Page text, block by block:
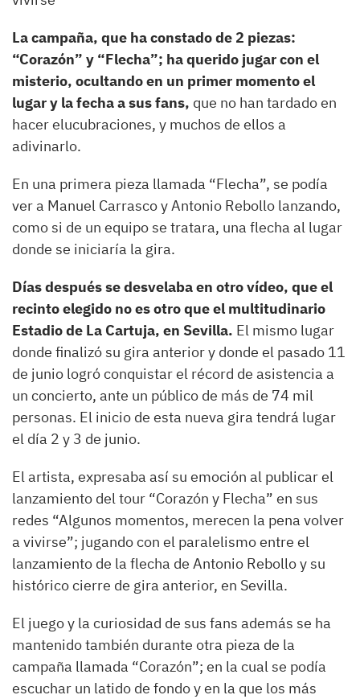
La campaña, que ha constado de 2 piezas:
“Corazón” y “Flecha”; ha querido jugar con el
misterio, ocultando en un primer momento el
lugar y la fecha a sus fans, que no han tardado en
hacer elucubraciones, y muchos de ellos a
adivinarlo.
En una primera pieza llamada “Flecha”, se podía
ver a Manuel Carrasco y Antonio Rebollo lanzando,
como si de un equipo se tratara, una flecha al lugar
donde se iniciaría la gira.
Días después se desvelaba en otro vídeo, que el
recinto elegido no es otro que el multitudinario
Estadio de La Cartuja, en Sevilla. El mismo lugar
donde finalizó su gira anterior y donde el pasado 11
de junio logró conquistar el récord de asistencia a
un concierto, ante un público de más de 74 mil
personas. El inicio de esta nueva gira tendrá lugar
el día 2 y 3 de junio.
El artista, expresaba así su emoción al publicar el
lanzamiento del tour “Corazón y Flecha” en sus
redes “Algunos momentos, merecen la pena volver
a vivirse”; jugando con el paralelismo entre el
lanzamiento de la flecha de Antonio Rebollo y su
histórico cierre de gira anterior, en Sevilla.
El juego y la curiosidad de sus fans además se ha
mantenido también durante otra pieza de la
campaña llamada “Corazón”; en la cual se podía
escuchar un latido de fondo y en la que los más